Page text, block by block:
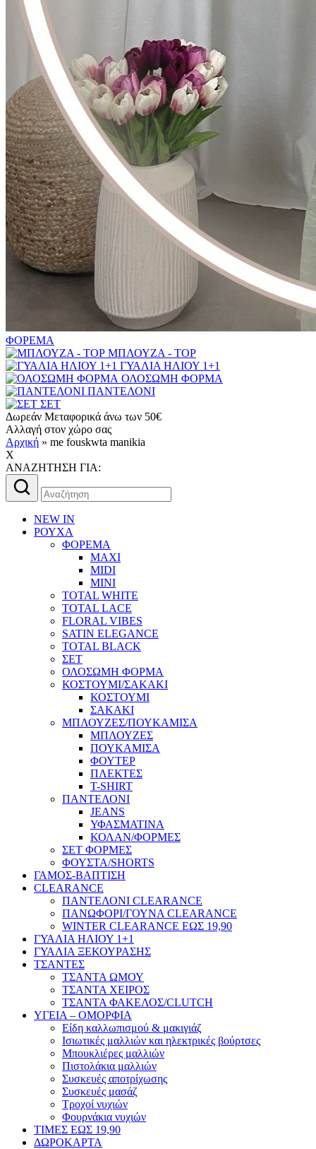
ΦΟΡΕΜΑ
ΜΠΛΟΥΖΑ - TOP
ΓΥΑΛΙΑ ΗΛΙΟΥ 1+1
ΟΛΟΣΩΜΗ ΦΟΡΜΑ
ΠΑΝΤΕΛΟΝΙ
ΣΕΤ
Δωρεάν Μεταφορικά άνω των 50€
Αλλαγή στον χώρο σας
Αρχική » me fouskwta manikia
X
AΝΑΖΗΤΗΣΗ ΓΙΑ:
Αναζήτηση
για:
NEW IN
ΡΟΥΧΑ
ΦΟΡΕΜΑ
MAXI
MIDI
MINI
TOTAL WHITE
TOTAL LACE
FLORAL VIBES
SATIN ELEGANCE
TOTAL BLACK
ΣΕΤ
ΟΛΟΣΩΜΗ ΦΟΡΜΑ
ΚΟΣΤΟΥΜΙ/ΣΑΚΑΚΙ
ΚΟΣΤΟΥΜΙ
ΣΑΚΑΚΙ
ΜΠΛΟΥΖΕΣ/ΠΟΥΚΑΜΙΣΑ
ΜΠΛΟΥΖΕΣ
ΠΟΥΚΑΜΙΣΑ
ΦΟΥΤΕΡ
ΠΛΕΚΤΕΣ
T-SHIRT
ΠΑΝΤΕΛΟΝΙ
JEANS
ΥΦΑΣΜΑΤΙΝΑ
ΚΟΛΑΝ/ΦΟΡΜΕΣ
ΣΕΤ ΦΟΡΜΕΣ
ΦΟΥΣΤΑ/SHORTS
ΓΑΜΟΣ-ΒΑΠΤΙΣΗ
CLEARANCE
ΠΑΝΤΕΛΟΝΙ CLEARANCE
ΠΑΝΩΦΟΡΙ/ΓΟΥΝΑ CLEARANCE
WINTER CLEARANCE ΕΩΣ 19,90
ΓΥΑΛΙΑ ΗΛΙΟΥ 1+1
ΓΥΑΛΙΑ ΞΕΚΟΥΡΑΣΗΣ
ΤΣΑΝΤΕΣ
ΤΣΑΝΤΑ ΩΜΟΥ
ΤΣΑΝΤΑ ΧΕΙΡΟΣ
ΤΣΑΝΤΑ ΦΑΚΕΛΟΣ/CLUTCH
ΥΓΕΙΑ – ΟΜΟΡΦΙΑ
Είδη καλλωπισμού & μακιγιάζ
Ισιωτικές μαλλιών και ηλεκτρικές βούρτσες
Μπουκλιέρες μαλλιών
Πιστολάκια μαλλιών
Συσκευές αποτρίχωσης
Συσκευές μασάζ
Τροχοί νυχιών
Φουρνάκια νυχιών
ΤΙΜΕΣ ΕΩΣ 19,90
ΔΩΡΟΚΑΡΤΑ